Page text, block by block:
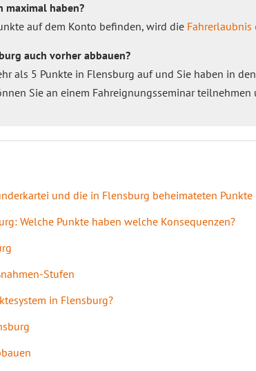
maximal haben?
auf dem Konto befinden, wird die Fahrerlaubnis
auch vorher abbauen?
als 5 Punkte in Flensburg auf und Sie haben in
Sie an einem Fahreignungsseminar teilnehmen
und die in Flensburg beheimateten Punkte
Welche Punkte haben welche Konsequenzen?
Stufen
in Flensburg?